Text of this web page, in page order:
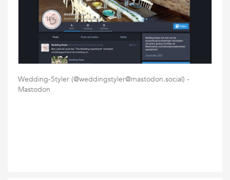
Wedding-Styler (@weddingstyler@mastodon.social) -
Mastodon